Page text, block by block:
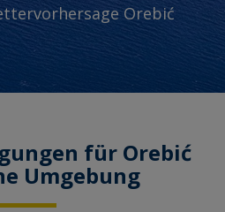
Orebić
für Orebić
Umgebung